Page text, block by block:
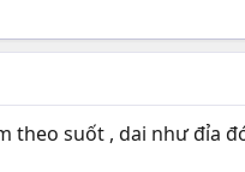
theo suốt , dai như đỉa